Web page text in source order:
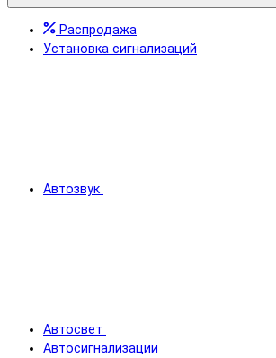
Распродажа
Установка сигнализаций
Автозвук
Автосвет
Автосигнализации